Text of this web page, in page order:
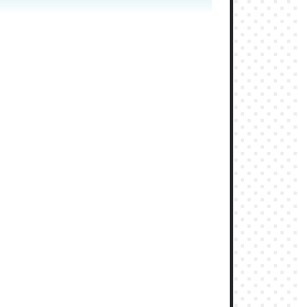
小説でいう「ずっと前
化すればするほど分かり